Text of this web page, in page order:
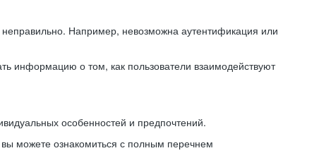
Например, невозможна аутентификация или
информацию о том, как пользователи взаимодействуют
особенностей и предпочтений.
можете ознакомиться с полным перечнем